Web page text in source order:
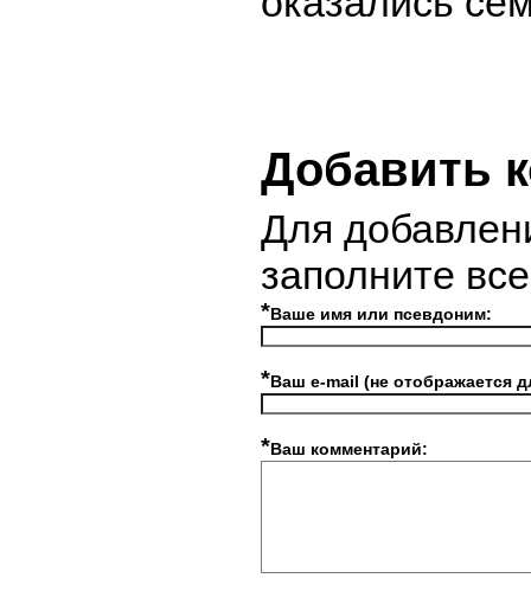
Добавить
Для
заполните
*Ваше имя или псевдоним:
*Ваш e-mail (не отображается
*Ваш комментарий: